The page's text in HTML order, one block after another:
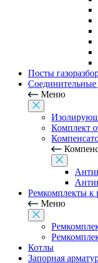
Посты
Соединительные
Меню
Комплект
Ремкомплекты к
Меню
Котлы
Запорная